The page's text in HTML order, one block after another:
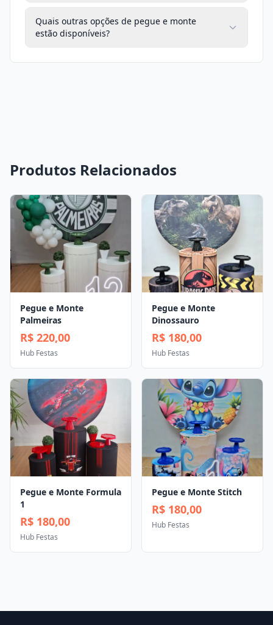
Quais outras opções de pegue e monte
estão disponíveis?
Produtos Relacionados
Pegue e Monte
Palmeiras
R$ 220,00
Hub Festas
Pegue e Monte
Dinossauro
R$ 180,00
Hub Festas
Pegue e Monte Formula
1
R$ 180,00
Hub Festas
Pegue e Monte Stitch
R$ 180,00
Hub Festas